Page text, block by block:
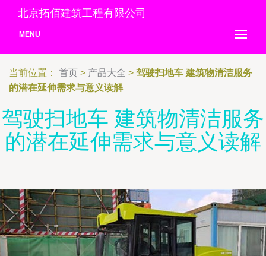
北京拓佰建筑工程有限公司
MENU
当前位置： 首页 > 产品大全 > 驾驶扫地车 建筑物清洁服务
的潜在延伸需求与意义读解
驾驶扫地车 建筑物清洁服务
的潜在延伸需求与意义读解